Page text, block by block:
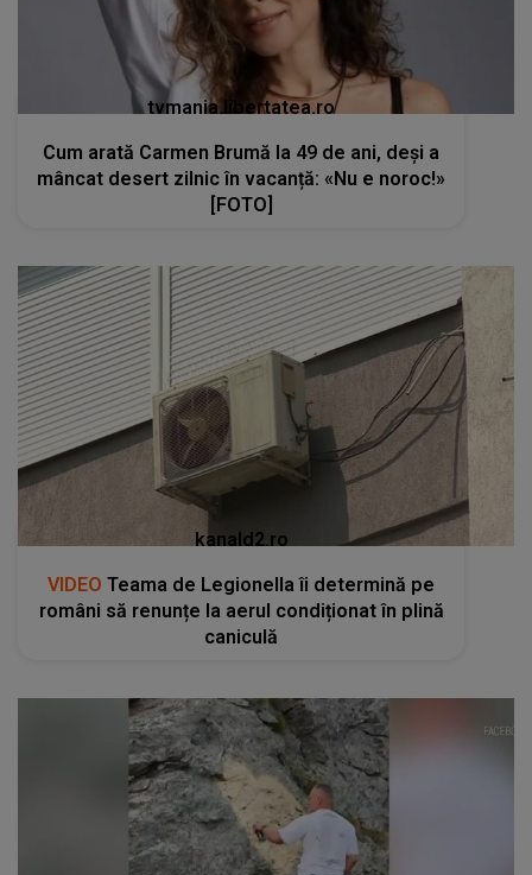
tvmania.libertatea.ro
Cum arată Carmen Brumă la 49 de ani, deși a
mâncat desert zilnic în vacanță: «Nu e noroc!»
[FOTO]
kanald2.ro
VIDEO Teama de Legionella îi determină pe
români să renunțe la aerul condiționat în plină
caniculă